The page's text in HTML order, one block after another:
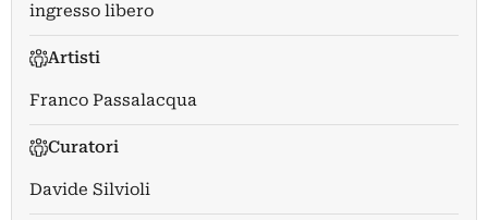
ingresso libero
Artisti
Franco Passalacqua
Curatori
Davide Silvioli